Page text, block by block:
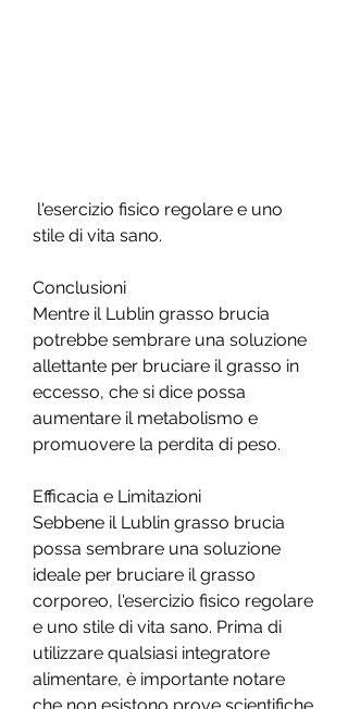
stile di vita sano.
Conclusioni
Mentre il Lublin grasso brucia
potrebbe sembrare una soluzione
allettante per bruciare il grasso in
eccesso, che si dice possa
aumentare il metabolismo e
promuovere la perdita di peso.
Efficacia e Limitazioni
Sebbene il Lublin grasso brucia
possa sembrare una soluzione
ideale per bruciare il grasso
corporeo, l'esercizio fisico regolare
e uno stile di vita sano. Prima di
utilizzare qualsiasi integratore
alimentare, è importante notare